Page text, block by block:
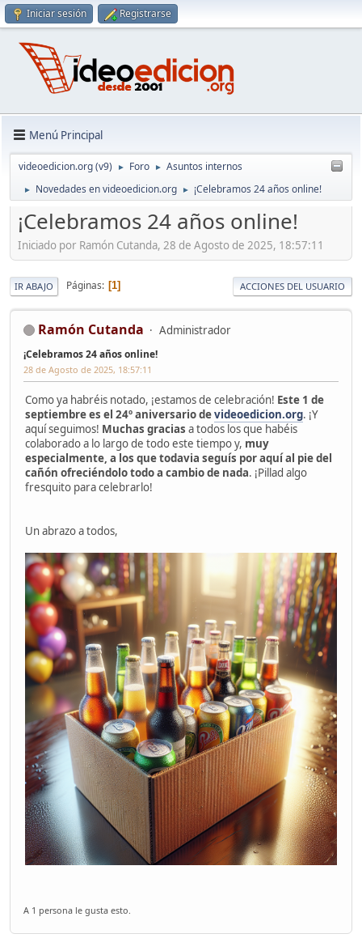
Iniciar sesión Registrarse
Menú Principal
videoedicion.org (v9) ► Foro ► Asuntos internos
► Novedades en videoedicion.org ► ¡Celebramos 24 años online!
¡Celebramos 24 años online!
Iniciado por Ramón Cutanda, 28 de Agosto de 2025, 18:57:11
IR ABAJO Páginas 1 ACCIONES DEL USUARIO
Ramón Cutanda Administrador
¡Celebramos 24 años online!
28 de Agosto de 2025, 18:57:11
Como ya habréis notado, ¡estamos de celebración! Este 1 de
septiembre es el 24º aniversario devideoedicion.org. ¡Y
aquí seguimos! Muchas gracias a todos los que habéis
colaborado a lo largo de todo este tiempo y, muy
especialmente, a los que todavia seguís por aquí al pie del
cañón ofreciéndolo todo a cambio de nada. ¡Pillad algo
fresquito para celebrarlo!
Un abrazo a todos,
A 1 persona le gusta esto.